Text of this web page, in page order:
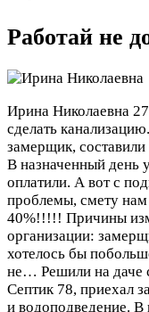
Работай не
Ирина Николаевна
сделать
замерщик,
В назначенный день
оплатили. А вот с
проблемы, смету нам
40%!!!!! Причины
организации:
хотелось бы
не… Решили на даче
Септик 78, приехал
и водоподведение. В